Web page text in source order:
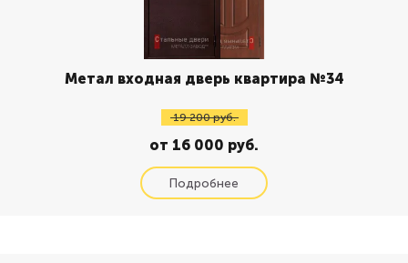
Метал входная дверь квартира №34
19 200 руб.
от 16 000 руб.